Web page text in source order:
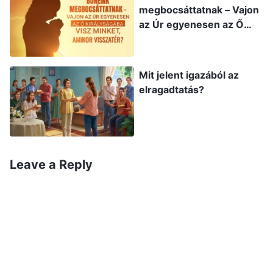
tagadhat. A Mindenható Isten kinyilvánított
igazságokat az ítélet munkájához, megannyi
szót mondott el, és létrehozta a diadalmasok
egy csoportját. Ez jelzi, hogy ezek a próféciák
teljes mértékben teljesültek. Most vessünk egy
pillantást a közkeletű vallásos hiedelemre,
miszerint az Úr bevégezte a megváltás
az utolsó napokban. Van-e ennek bibliai alapja?
megbocsáttatnak – Vajon
az Úr egyenesen az Ő
Mit jelent igazából az
elragadtatás?
Leave a Reply